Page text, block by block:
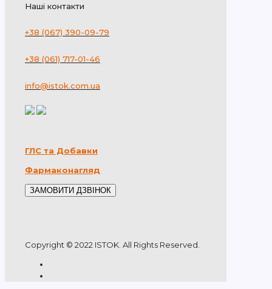
Наші контакти
+38 (067) 390-09-79
+38 (061) 717-01-46
info@istok.com.ua
ГЛС та Добавки
Фармаконагляд
ЗАМОВИТИ ДЗВІНОК
Copyright © 2022 ISTOK. All Rights Reserved.